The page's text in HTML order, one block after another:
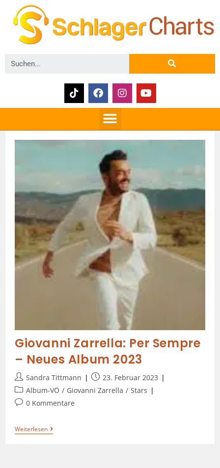
Giovanni Zarrella: Per Sempre
– Neues Album 2023
Sandra Tittmann
23. Februar 2023
Album-VÖ / Giovanni Zarrella / Stars
0 Kommentare
Weiterlesen